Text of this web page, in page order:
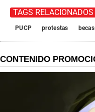
TAGS RELACIONADOS
PUCP protestas becas